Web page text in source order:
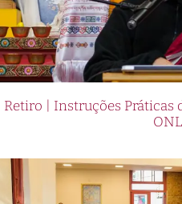
Retiro | Instruções Práticas